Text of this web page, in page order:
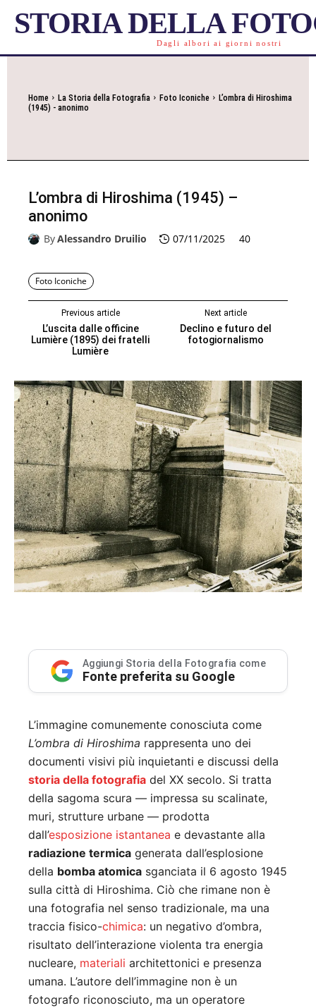
STORIA DELLA
Dagli albori ai giorni nostri
Home La Storia della Fotografia Foto Iconiche
L’ombra di Hiroshima
(1945) - anonimo
L’ombra di Hiroshima (1945) –
anonimo
ByAlessandro Druilio 07/11/2025 40
Foto Iconiche
Previous article
L’uscita dalle officine
Lumière (1895) dei fratelli
Lumière
Next article
Declino e futuro del
fotogiornalismo
Aggiungi Storia della Fotografia come
Fonte preferita su Google
L’immagine comunemente conosciuta come
L’ombra di Hiroshima rappresenta uno dei
documenti visivi più inquietanti e discussi della
storia della fotografia del XX secolo. Si tratta
della sagoma scura — impressa su scalinate,
muri, strutture urbane — prodotta
dall’esposizione istantanea e devastante alla
radiazione termica generata dall’esplosione
della bomba atomica sganciata il 6 agosto 1945
sulla città di Hiroshima. Ciò che rimane non è
una fotografia nel senso tradizionale, ma una
traccia fisico-chimica: un negativo d’ombra,
risultato dell’interazione violenta tra energia
nucleare, materiali architettonici e presenza
umana. L’autore dell’immagine non è un
fotografo riconosciuto, ma un operatore